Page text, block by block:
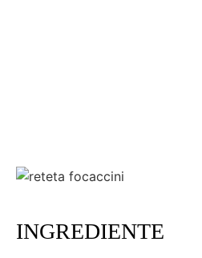
INGREDIENTE